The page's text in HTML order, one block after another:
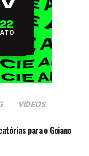
VIDEOS
para o Goiano